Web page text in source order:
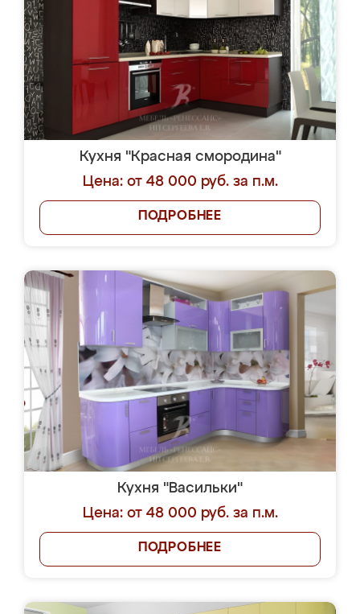
Кухня "Красная смородина"
Цена: от 48 000 руб. за п.м.
ПОДРОБНЕЕ
Кухня "Васильки"
Цена: от 48 000 руб. за п.м.
ПОДРОБНЕЕ